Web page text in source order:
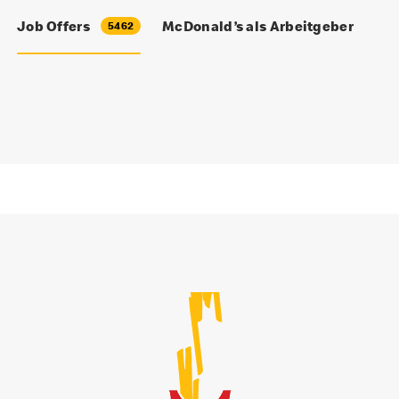
Job Offers 5462 McDonald’s als Arbeitgeber